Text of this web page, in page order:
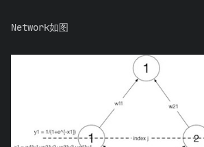
Network如图